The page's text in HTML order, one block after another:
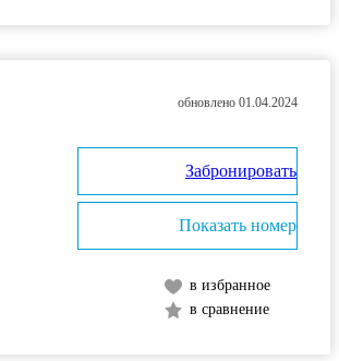
обновлено 01.04.2024
в избранное
в сравнение
Забронировать
Показать номер